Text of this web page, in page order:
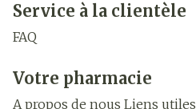
Service à la clientèle
FAQ
Votre pharmacie
A propos de nous Liens utiles